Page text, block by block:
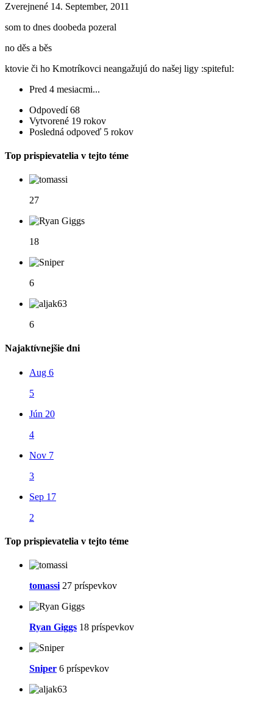
Zverejnené 14. September, 2011
som to dnes doobeda pozeral
no děs a běs
ktovie či ho Kmotríkovci neangažujú do našej ligy :spiteful:
Pred 4 mesiacmi...
Odpovedí 68
Vytvorené 19 rokov
Posledná odpoveď 5 rokov
Top prispievatelia v tejto téme
27
18
6
6
Najaktívnejšie dni
Aug 6
5
Jún 20
4
Nov 7
3
Sep 17
2
Top prispievatelia v tejto téme
tomassi 27 príspevkov
Ryan Giggs 18 príspevkov
Sniper 6 príspevkov